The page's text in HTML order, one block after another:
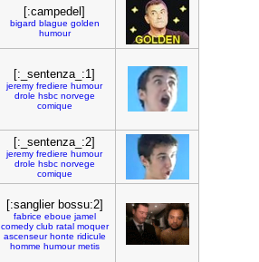
[:campedel]
bigard blague golden
humour
[:_sentenza_:1]
jeremy frediere humour
drole hsbc norvege
comique
[:_sentenza_:2]
jeremy frediere humour
drole hsbc norvege
comique
[:sanglier bossu:2]
fabrice eboue jamel
comedy club ratal moquer
ascenseur honte ridicule
homme humour metis